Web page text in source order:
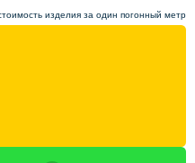
изделия за один погонный метр